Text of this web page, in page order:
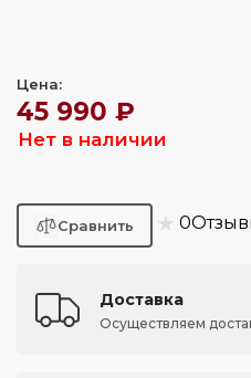
Цена:
45 990 ₽
Нет в наличии
★ 0
Доставка
Осуществляем